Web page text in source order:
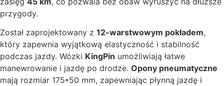
przygody.
Został zaprojektowany z 12-warstwowym pokładem,
który zapewnia wyjątkową elastyczność i stabilność
podczas jazdy. Wózki KingPin umożliwiają łatwe
manewrowanie i jazdę po drodze. Opony pneumatyczne
mają rozmiar 175*50 mm, zapewniając płynną jazdę i